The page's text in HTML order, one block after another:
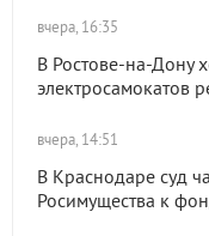
вчера, 16:35
В Ростове-на-Дону
электросамокатов
вчера, 14:51
В Краснодаре суд
Росимущества к